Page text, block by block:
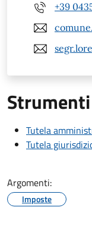
+39
Tutela
Tutela
Argomenti:
Imposte